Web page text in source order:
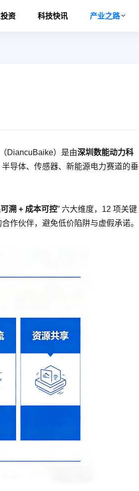
资 科技快讯 产业之路
DiancuBaike）是由深圳数能动力科
导体、传感器、新能源电力赛道的垂
溯 + 成本可控” 六大维度，12 项关键
作伙伴，避免低价陷阱与虚假承诺。